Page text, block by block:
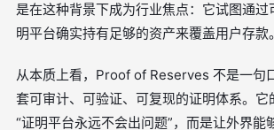
是在这种背景下成为行业焦点：它试图通过
明平台确实持有足够的资产来覆盖用户存款。
从本质上看，Proof of Reserves 不是一句
套可审计、可验证、可复现的证明体系。
“证明平台永远不会出问题”，而是让外界能